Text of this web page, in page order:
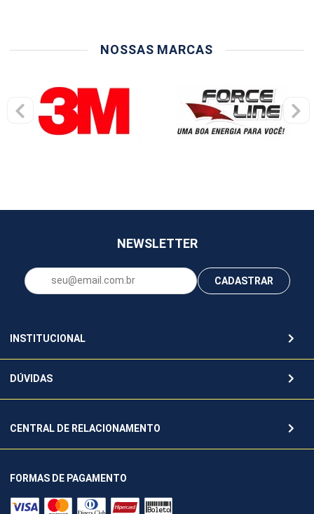
NOSSAS MARCAS
NEWSLETTER
CADASTRAR
INSTITUCIONAL
DÚVIDAS
CENTRAL DE RELACIONAMENTO
FORMAS DE PAGAMENTO